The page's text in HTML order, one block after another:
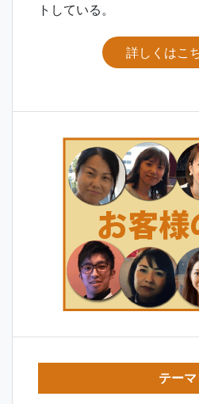
トしている。
詳しくはこ
テーマ